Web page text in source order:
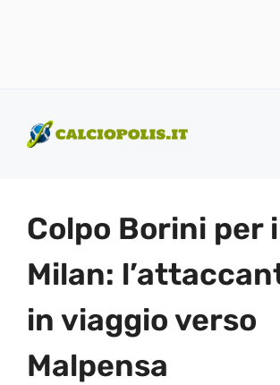
contenuto
Colpo Borini per
Milan:
in viaggio verso
Malpensa